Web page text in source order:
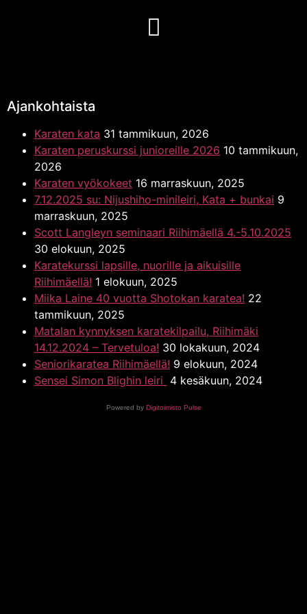
Ajankohtaista
Karaten kata 31 tammikuun, 2026
Karaten peruskurssi junioreille 2026 10 tammikuun,
2026
Karaten vyökokeet 16 marraskuun, 2025
7.12.2025 su: Nijushiho-minileiri, Kata + bunkai 9
marraskuun, 2025
Scott Langleyn seminaari Riihimäellä 4.-5.10.2025
30 elokuun, 2025
Karatekurssi lapsille, nuorille ja aikuisille
Riihimäellä! 1 elokuun, 2025
Miika Laine 40 vuotta Shotokan karatea! 22
tammikuun, 2025
Matalan kynnyksen karatekilpailu, Riihimäki
14.12.2024 – Tervetuloa! 30 lokakuun, 2024
Seniorikaratea Riihimäellä! 9 elokuun, 2024
Sensei Simon Blighin leiri 4 kesäkuun, 2024
Powered by Digitoimisto Pulse